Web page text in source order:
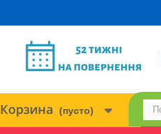
Корзина (пусто)